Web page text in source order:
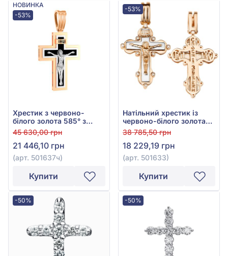
НОВИНКА
-53%
Хрестик з червоно-
білого золота 585° з
чорною емаллю та
фіанітом/куб.цирконієм,
арт. 501637ч
45 630,00 грн
21 446,10 грн
(арт. 501637ч)
Купити
-53%
Натільний хрестик із
червоно-білого золота
585° з фіанітом/
куб.цирконієм, арт.
501633
38 785,50 грн
18 229,19 грн
(арт. 501633)
Купити
-50% -50%